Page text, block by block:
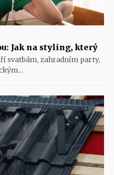
Jak na styling, který
svatbám, zahradním party,